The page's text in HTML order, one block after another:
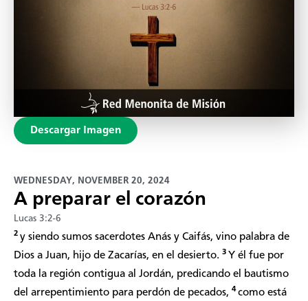
Descargar Imagen
WEDNESDAY, NOVEMBER 20, 2024
A preparar el corazón
Lucas 3:2-6
2 y siendo sumos sacerdotes Anás y Caifás, vino palabra de
Dios a Juan, hijo de Zacarías, en el desierto. 3 Y él fue por
toda la región contigua al Jordán, predicando el bautismo
del arrepentimiento para perdón de pecados, 4 como está